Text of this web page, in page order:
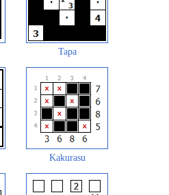
Tapa
Kakurasu